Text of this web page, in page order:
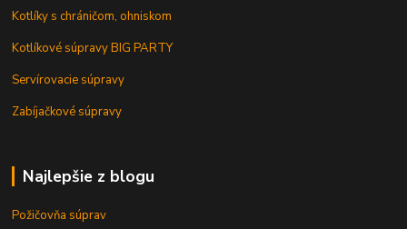
Kotlíky s chráničom, ohniskom
Kotlíkové súpravy BIG PARTY
Servírovacie súpravy
Zabíjačkové súpravy
Najlepšie z blogu
Požičovňa súprav